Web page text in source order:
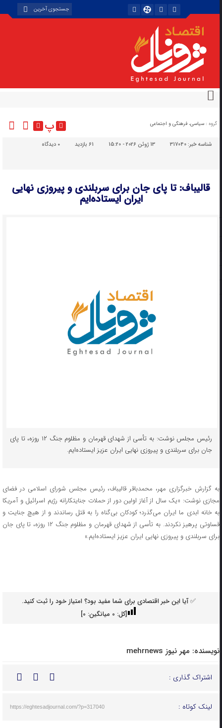
گروه : سیاسی، فرهنگی و اجتماعی پ
شناسه خبر:317040 13 ژوئن 2026 - 15:20 61 بازدید دیدگاه
قالیباف: تا پای جان برای سربلندی و پیروزی نهایی
ایران ایستاده‌ایم
رئیس مجلس نوشت: به تأسی از شهدای قهرمان و مظلوم جنگ ۱۲ روزه، تا پای
جان برای سربلندی و پیروزی نهایی ایران عزیز ایستاده‌ایم.
به گزارش خبرگزاری مهر، محمدباقر قالیباف، رئیس مجلس شورای اسلامی در فضای
مجازی نوشت: «یک سال از آغاز اولین دور از حملات جنایتکارانه رژیم اسرائیل و آمریکا
به خانه ابدی ما ایران می‌گذرد؛ کودکان بی‌گناه را به قتل رساندند و از هیچ جنایت و
قساوتی پرهیز نکردند. به تأسی از شهدای قهرمان و مظلوم جنگ ۱۲ روزه، تا پای جان
برای سربلندی و پیروزی نهایی ایران عزیز ایستاده‌ایم.»
✅ آیا این خبر اقتصادی برای شما مفید بود؟ امتیاز خود را ثبت کنید.
[کل: 0میانگین: 0
]
نویسنده: مهر نیوز mehrnews
اشتراک گذاری :
لینک کوتاه : https://eghtesadjournal.com/?p=317040